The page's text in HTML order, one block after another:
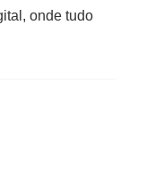
onde tudo